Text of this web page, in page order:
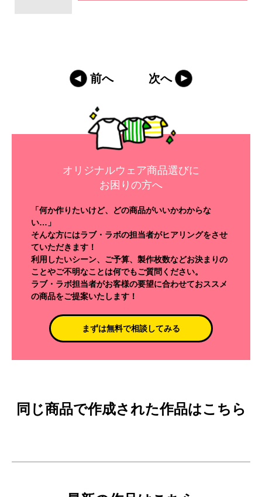
前へ 次へ
オリジナルウェア商品選びに
お困りの方へ
「何か作りたいけど、どの商品がいいかわからな
い…」
そんな方にはラブ・ラボの担当者がヒアリングをさせ
ていただきます！
利用したいシーン、ご予算、製作枚数などお決まりの
ことやご不明なことは何でもご質問ください。
ラブ・ラボ担当者がお客様の要望に合わせておススメ
の商品をご提案いたします！
まずは無料で相談してみる
同じ商品で作成された作品はこちら